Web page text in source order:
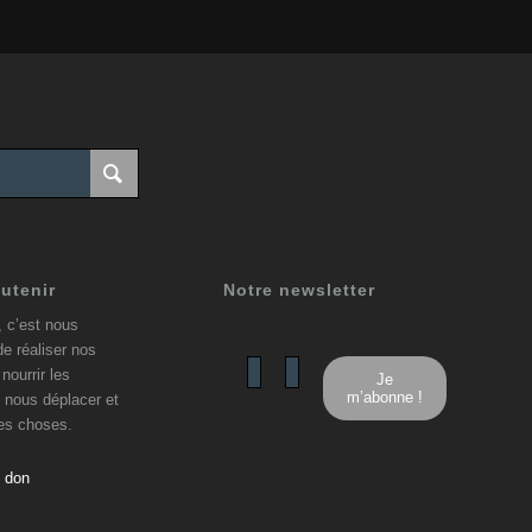
c’est nous
réaliser nos
les
nous déplacer et
choses.
don
Notre newsletter